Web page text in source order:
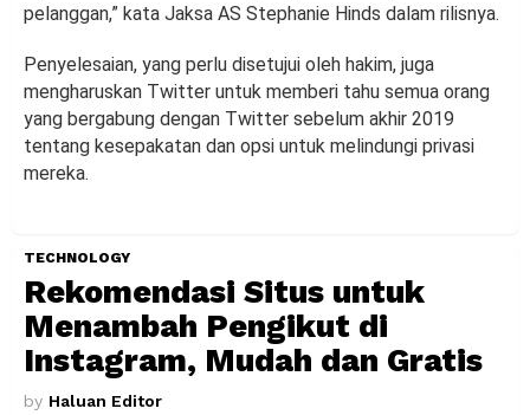
pelanggan,” kata Jaksa AS Stephanie Hinds dalam rilisnya.
Penyelesaian, yang perlu disetujui oleh hakim, juga
mengharuskan Twitter untuk memberi tahu semua orang
yang bergabung dengan Twitter sebelum akhir 2019
tentang kesepakatan dan opsi untuk melindungi privasi
mereka.
TECHNOLOGY
Rekomendasi Situs untuk
Menambah Pengikut di
Instagram, Mudah dan Gratis
by Haluan Editor